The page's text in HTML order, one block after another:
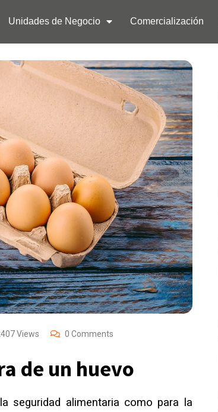
Unidades de Negocio Comercialización
Views 0 Comments
de un huevo
seguridad alimentaria como para la